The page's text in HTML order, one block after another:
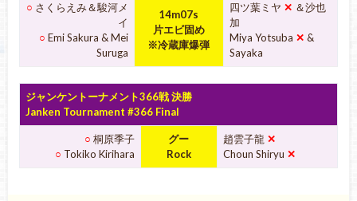
○ さくらえみ＆駿河メ
イ
○ Emi Sakura & Mei
Suruga
14m07s
片エビ固め
※冷蔵庫爆弾
四ツ葉ミヤ ✕ ＆沙也
加
Miya Yotsuba ✕ &
Sayaka
ジャンケントーナメント366戦 決勝
Janken Tournament #366 Final
○ 桐原季子
○ Tokiko Kirihara
グー
Rock
趙雲子龍 ✕
Choun Shiryu ✕